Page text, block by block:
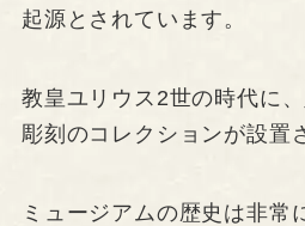
起源とされています。
教皇ユリウス2世の時代に
彫刻のコレクションが設置
ミュージアムの歴史は非常